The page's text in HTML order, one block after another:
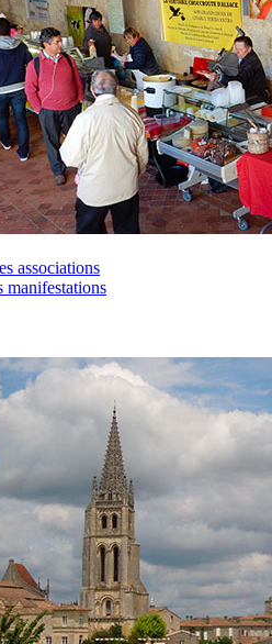
associations
manifestations